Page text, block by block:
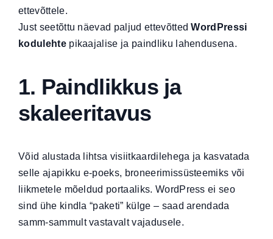
ettevõttele.
Just seetõttu näevad paljud ettevõttedWordPressi
kodulehtepikaajalise ja paindliku lahendusena.
1. Paindlikkus ja
skaleeritavus
Võid alustada lihtsa visiitkaardilehega ja kasvatada
selle ajapikku e-poeks, broneerimissüsteemiks või
liikmetele mõeldud portaaliks. WordPress ei seo
sind ühe kindla “paketi” külge – saad arendada
samm-sammult vastavalt vajadusele.